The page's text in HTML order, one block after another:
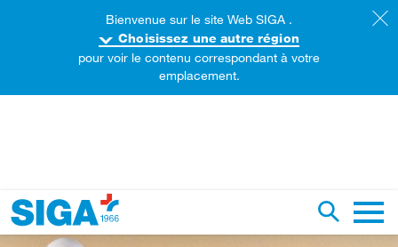
sur ce site web
Bienvenue sur le site Web SIGA .
Choisissez une autre région
pour voir le contenu correspondant à votre
emplacement.